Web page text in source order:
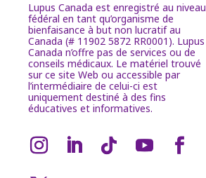
Lupus Canada est enregistré au niveau
fédéral en tant qu’organisme de
bienfaisance à but non lucratif au
Canada (# 11902 5872 RR0001). Lupus
Canada n’offre pas de services ou de
conseils médicaux. Le matériel trouvé
sur ce site Web ou accessible par
l’intermédiaire de celui-ci est
uniquement destiné à des fins
éducatives et informatives.